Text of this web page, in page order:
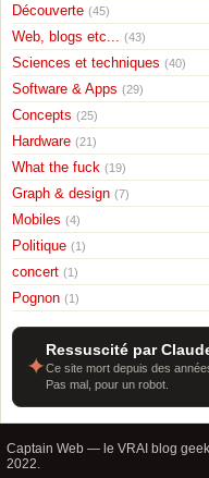
Découverte (45)
Web, blogs etc... (43)
Sciences et techniques (40)
Software & Apps (29)
Concepts (25)
Hardware (21)
What the fuck (19)
Graph & design (7)
Mobiles (4)
Politique (1)
concert (1)
Pognon (1)
✦
Ressuscité par
Ce site mort depuis des
Pas mal, pour un robot.
Captain Web — le VRAI blog
2022.